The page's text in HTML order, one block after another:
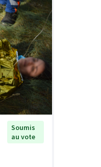
Soumis
au vote